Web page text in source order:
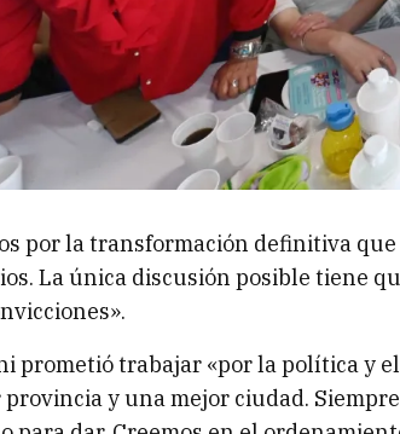
por la transformación definitiva
La única discusión posible tiene
prometió trabajar «por la política y
y una mejor ciudad.